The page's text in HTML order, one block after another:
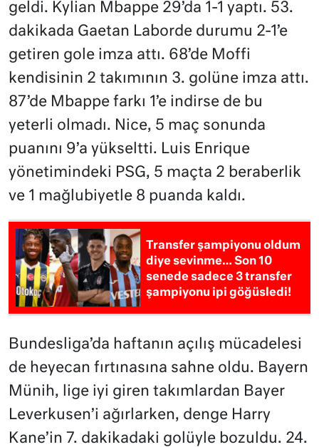
geldi. Kylian Mbappe 29’da 1-1 yaptı. 53.
dakikada Gaetan Laborde durumu 2-1’e
getiren gole imza attı. 68’de Moffi
kendisinin 2 takımının 3. golüne imza attı.
87’de Mbappe farkı 1’e indirse de bu
yeterli olmadı. Nice, 5 maç sonunda
puanını 9’a yükseltti. Luis Enrique
yönetimindeki PSG, 5 maçta 2 beraberlik
ve 1 mağlubiyetle 8 puanda kaldı.
Transfer şampiyonu oldum
diye sevinme… Son 10
senede sadece 3 transfer
şampiyonu ipi göğüsledi!
Bundesliga’da haftanın açılış mücadelesi
de heyecan fırtınasına sahne oldu. Bayern
Münih, lige iyi giren takımlardan Bayer
Leverkusen’i ağırlarken, denge Harry
Kane’in 7. dakikadaki golüyle bozuldu. 24.